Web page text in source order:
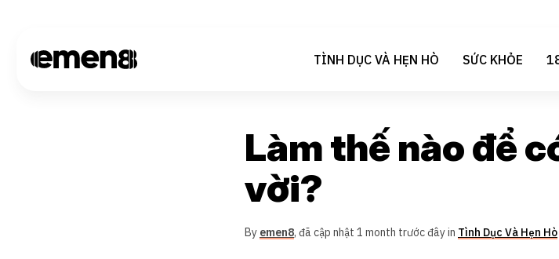
TÌNH DỤC VÀ HẸN HÒ SỨC KHỎE
Làm thế nào để
vời?
By emen8, đã cập nhật 1 month trước đây in Tình Dục Và Hẹn Hò